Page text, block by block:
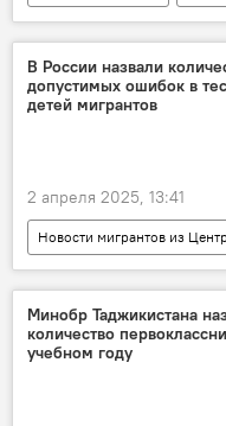
Румыния
Армия и
военные учения
В России назвали
допустимых ошибок в
детей мигрантов
2 апреля 2025, 13:41
Новости мигрантов из
Миграция
Россия
школа
Минобр Таджикистана
количество
учебном году